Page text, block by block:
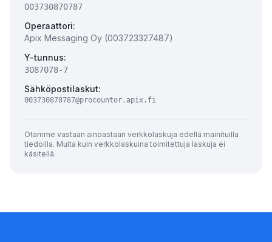
003730870787
Operaattori:
Apix Messaging Oy (003723327487)
Y-tunnus:
3087078-7
Sähköpostilaskut:
003730870787@procountor.apix.fi
Otamme vastaan ainoastaan verkkolaskuja edellä mainituilla
tiedoilla. Muita kuin verkkolaskuina toimitettuja laskuja ei
käsitellä.